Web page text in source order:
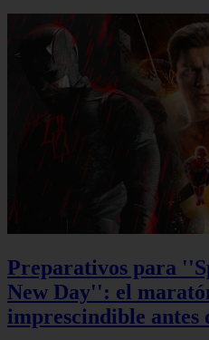
Preparativos para
New Day'': el
imprescindible antes